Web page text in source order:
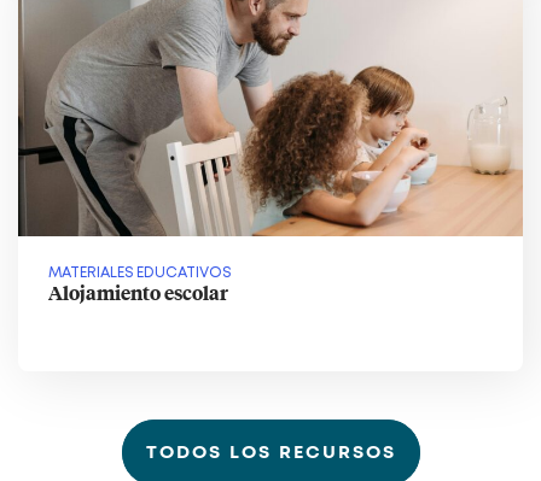
MATERIALES EDUCATIVOS
Alojamiento escolar
TODOS LOS RECURSOS